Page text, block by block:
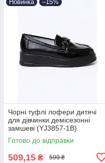
Новинка –15%
Чорні туфлі лофери дитячі
для дівчинки демісезонні
замшеві (YJ3857-1B)
Готово до відправки
509,15 ₴ 599 ₴